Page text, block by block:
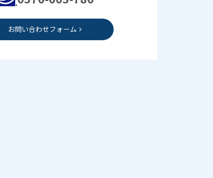
お問い合わせフォーム